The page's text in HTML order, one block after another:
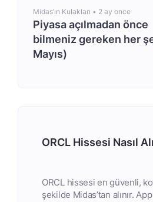
Midas’ın Kulakları • 2 ay once
Piyasa açılmadan önce
bilmeniz gereken her
Mayıs)
ORCL Hissesi Nasıl
ORCL hissesi en güvenli,
şekilde Midas’tan alınır.